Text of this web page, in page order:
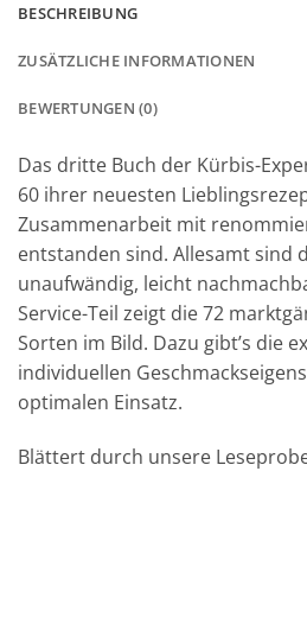
BESCHREIBUNG
ZUSÄTZLICHE INFORMATIONEN
BEWERTUNGEN (0)
Das dritte Buch der Kürbis-
60 ihrer neuesten
Zusammenarbeit mit
entstanden sind. Allesamt sind
unaufwändig, leicht
Service-Teil zeigt die 72
Sorten im Bild. Dazu gibt’s die
individuellen
optimalen Einsatz.
Blättert durch unsere